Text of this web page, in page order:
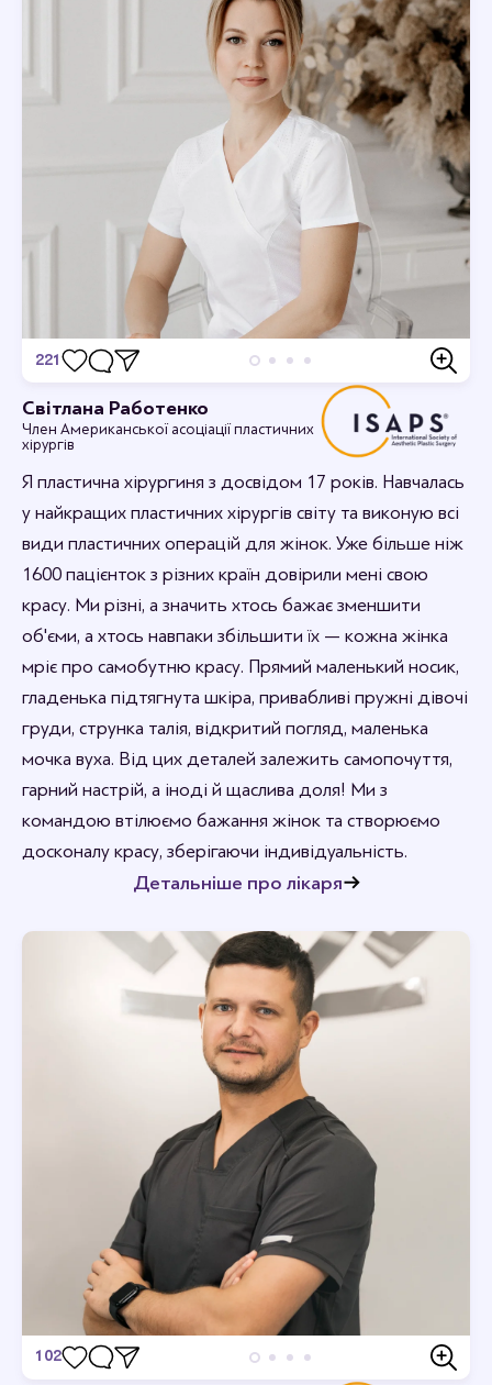
Світлана Работенко
Член Американської асоціації пластичних
хірургів
Я пластична хірургиня з досвідом 17 років. Навчалась
у найкращих пластичних хірургів світу та виконую всі
види пластичних операцій для жінок. Уже більше ніж
1600 пацієнток з різних країн довірили мені свою
красу. Ми різні, а значить хтось бажає зменшити
об'єми, а хтось навпаки збільшити їх — кожна жінка
мріє про самобутню красу. Прямий маленький носик,
гладенька підтягнута шкіра, привабливі пружні дівочі
груди, струнка талія, відкритий погляд, маленька
мочка вуха. Від цих деталей залежить самопочуття,
гарний настрій, а іноді й щаслива доля! Ми з
командою втілюємо бажання жінок та створюємо
досконалу красу, зберігаючи індивідуальність.
Детальніше про лікаря
221
Дивовижно, я в захваті.
rabotenkosvitlana
102